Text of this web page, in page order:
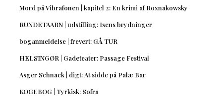
Mord på Vibrafonen | kapitel 2: En krimi af Roxnakowsky
RUNDETAARN | udstilling: Isens brydninger
boganmeldelse | frevert: GÅ TUR
HELSINGØR | Gadeteater: Passage Festival
Asger Schnack | digt: At sidde på Palæ Bar
KOGEBOG | Tyrkisk: Sofra